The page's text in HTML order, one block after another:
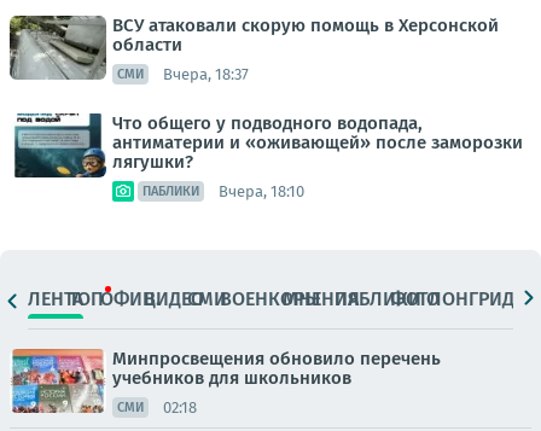
ВСУ атаковали скорую помощь в Херсонской
области
СМИ Вчера, 18:37
Что общего у подводного водопада,
антиматерии и «оживающей» после заморозки
лягушки?
ПАБЛИКИ Вчера, 18:10
ЛЕНТАТОПОФИЦ.ВИДЕОСМИВОЕНКОРЫМНЕНИЯПАБЛИКИ
ФОТОЛОНГРИДЫ
Минпросвещения обновило перечень
учебников для школьников
СМИ 02:18